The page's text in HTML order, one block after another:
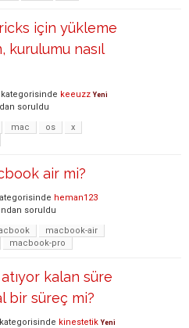
için yükleme
kurulumu nasıl
kategorisinde keeuzz Yeni
soruldu
mac os
x
air mi?
heman123
soruldu
macbook-air
macbook-pro
kalan süre
bir süreç mi?
kategorisinde kinestetik Yeni